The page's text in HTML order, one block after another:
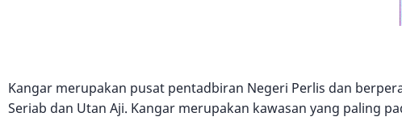
Kangar merupakan pusat pentadbiran Negeri Perlis dan
Seriab dan Utan Aji. Kangar merupakan kawasan yang paling